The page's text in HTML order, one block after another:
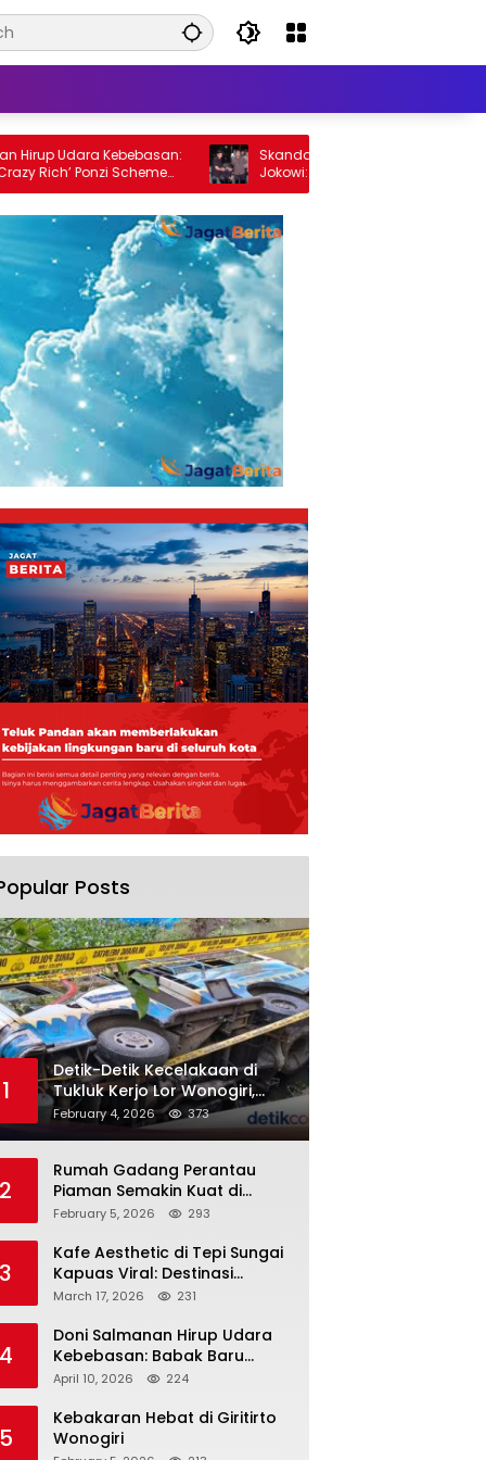
Kebebasan:
Ponzi Scheme
Skandal Kuota Haji dan Kasus Ijazah
Jokowi: KPK Perkuat Kasus Jusuf Kalla
dengan Vonis 6 Tahun Minyak Goreng
Posts
1
Detik-Detik Kecelakaan di
Tukluk Kerjo Lor Wonogiri,
Motor Tabrak Knalpot hingga
Truk Tak Sempat Menghindar,
Sadarkan Diri
February 4, 2026 373
2
Rumah Gadang Perantau
Piaman Semakin Kuat di
Sukoharjo! Silaturahmi PKDP
2031 Resmi Diserahkan
February 5, 2026 293
3
Kafe Aesthetic di Tepi Sungai
Kapuas Viral: Destinasi
Nongkrong Baru yang
Pontianak
March 17, 2026 231
4
Doni Salmanan Hirup Udara
Kebebasan: Babak Baru
‘Crazy Rich’ Ponzi Scheme
April 10, 2026 224
5
Kebakaran Hebat di Giritirto
Wonogiri